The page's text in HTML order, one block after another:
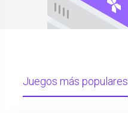
Juegos más populares